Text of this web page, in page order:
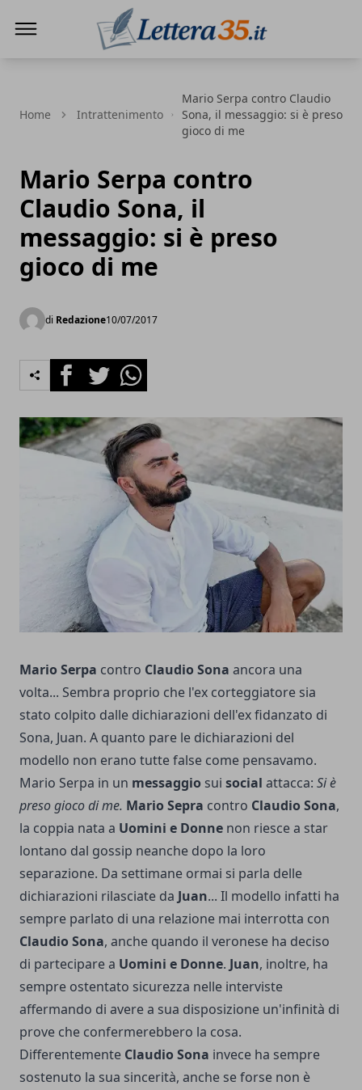
Home Intrattenimento
Mario Serpa contro Claudio
Sona, il messaggio: si è preso
gioco di me
Mario Serpa contro
Claudio Sona, il
messaggio: si è preso
gioco di me
di Redazione10/07/2017
FacebookTwitterWhatsapp
Mario Serpa contro Claudio Sona ancora una
volta... Sembra proprio che l'ex corteggiatore sia
stato colpito dalle dichiarazioni dell'ex fidanzato di
Sona, Juan. A quanto pare le dichiarazioni del
modello non erano tutte false come pensavamo.
Mario Serpa in un messaggio sui social attacca: Si è
preso gioco di me. Mario Sepra contro Claudio Sona,
la coppia nata a Uomini e Donne non riesce a star
lontano dal gossip neanche dopo la loro
separazione. Da settimane ormai si parla delle
dichiarazioni rilasciate da Juan... Il modello infatti ha
sempre parlato di una relazione mai interrotta con
Claudio Sona, anche quando il veronese ha deciso
di partecipare a Uomini e Donne. Juan, inoltre, ha
sempre ostentato sicurezza nelle interviste
affermando di avere a sua disposizione un'infinità di
prove che confermerebbero la cosa.
Differentemente Claudio Sona invece ha sempre
sostenuto la sua sincerità, anche se forse non è